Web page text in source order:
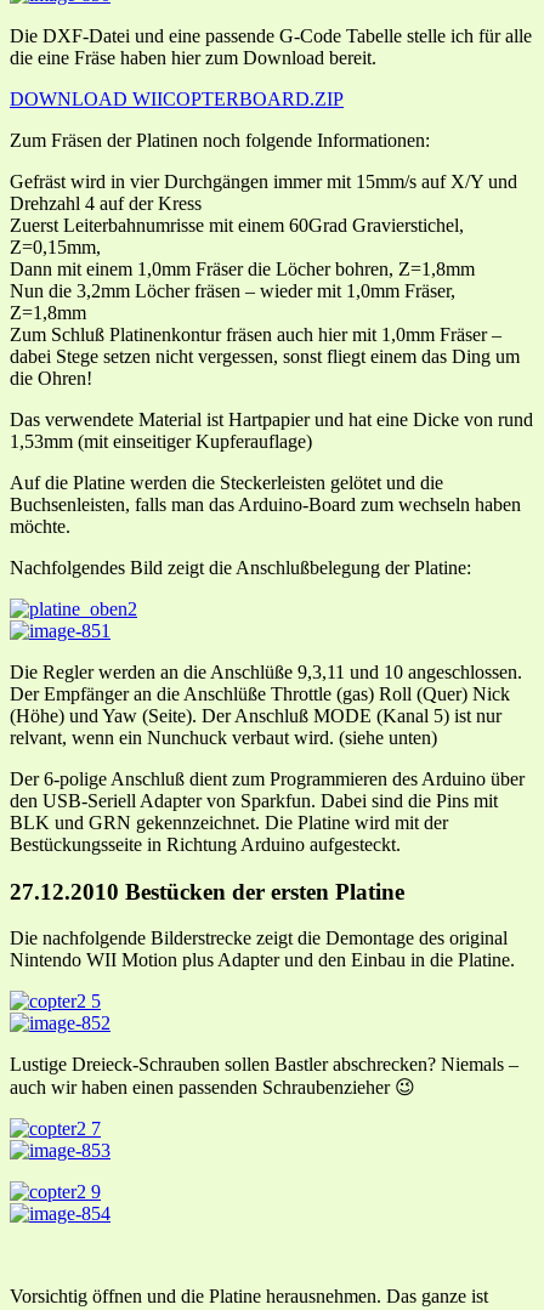
Die DXF-Datei und eine passende G-Code Tabelle stelle ich für alle
die eine Fräse haben hier zum Download bereit.
DOWNLOAD WIICOPTERBOARD.ZIP
Zum Fräsen der Platinen noch folgende Informationen:
Gefräst wird in vier Durchgängen immer mit 15mm/s auf X/Y und
Drehzahl 4 auf der Kress
Zuerst Leiterbahnumrisse mit einem 60Grad Gravierstichel,
Z=0,15mm,
Dann mit einem 1,0mm Fräser die Löcher bohren, Z=1,8mm
Nun die 3,2mm Löcher fräsen – wieder mit 1,0mm Fräser,
Z=1,8mm
Zum Schluß Platinenkontur fräsen auch hier mit 1,0mm Fräser –
dabei Stege setzen nicht vergessen, sonst fliegt einem das Ding um
die Ohren!
Das verwendete Material ist Hartpapier und hat eine Dicke von rund
1,53mm (mit einseitiger Kupferauflage)
Auf die Platine werden die Steckerleisten gelötet und die
Buchsenleisten, falls man das Arduino-Board zum wechseln haben
möchte.
Nachfolgendes Bild zeigt die Anschlußbelegung der Platine:
Die Regler werden an die Anschlüße 9,3,11 und 10 angeschlossen.
Der Empfänger an die Anschlüße Throttle (gas) Roll (Quer) Nick
(Höhe) und Yaw (Seite). Der Anschluß MODE (Kanal 5) ist nur
relvant, wenn ein Nunchuck verbaut wird. (siehe unten)
Der 6-polige Anschluß dient zum Programmieren des Arduino über
den USB-Seriell Adapter von Sparkfun. Dabei sind die Pins mit
BLK und GRN gekennzeichnet. Die Platine wird mit der
Bestückungsseite in Richtung Arduino aufgesteckt.
27.12.2010 Bestücken der ersten Platine
Die nachfolgende Bilderstrecke zeigt die Demontage des original
Nintendo WII Motion plus Adapter und den Einbau in die Platine.
Lustige Dreieck-Schrauben sollen Bastler abschrecken? Niemals –
auch wir haben einen passenden Schraubenzieher 😉
Vorsichtig öffnen und die Platine herausnehmen. Das ganze ist